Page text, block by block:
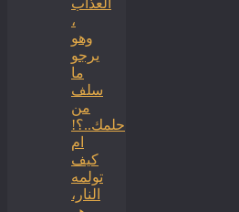
العذاب
،
وهو
يرجو
ما
سلف
من
حلمك..؟!
ام
كيف
تولمه
النار،